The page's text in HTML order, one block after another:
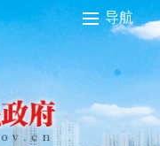
导航